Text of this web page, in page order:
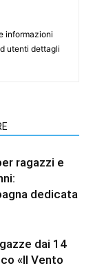
informazioni
utenti dettagli
ragazzi e
dedicata
dai 14
«Il Vento